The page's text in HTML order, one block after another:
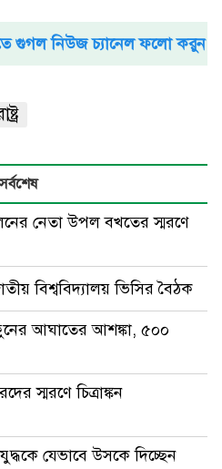
গুগল নিউজ চ্যানেল ফলো করুন
সর্বশেষ
নেতা উপল বখতের স্মরণে
বিশ্ববিদ্যালয় ভিসির বৈঠক
আঘাতের আশঙ্কা, ৫০০
স্মরণে চিত্রাঙ্কন
যেভাবে উসকে দিচ্ছেন